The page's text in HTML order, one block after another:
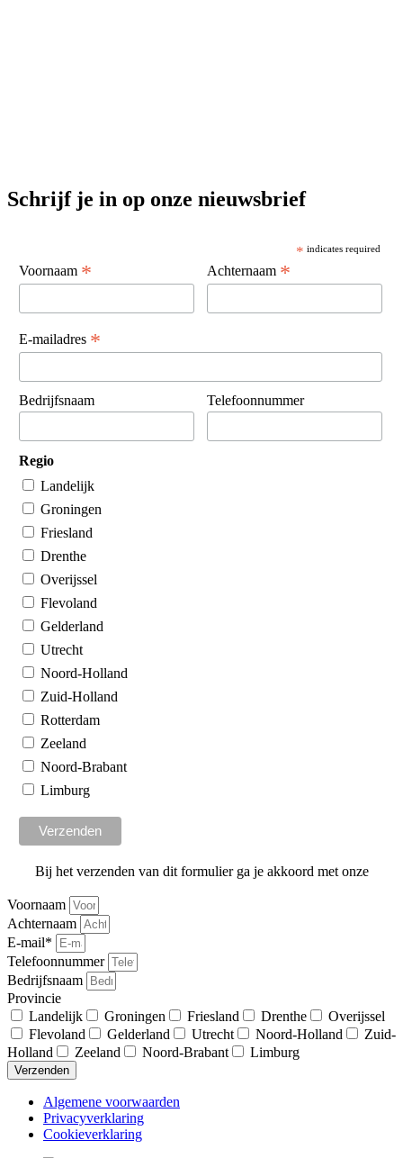
Schrijf je in op onze nieuwsbrief
* indicates required
Voornaam * Achternaam *
E-mailadres *
Bedrijfsnaam Telefoonnummer
Regio
Landelijk
Groningen
Friesland
Drenthe
Overijssel
Flevoland
Gelderland
Utrecht
Noord-Holland
Zuid-Holland
Rotterdam
Zeeland
Noord-Brabant
Limburg
Bij het verzenden van dit formulier ga je akkoord met onze
Voornaam
Achternaam
E-mail*
Telefoonnummer
Bedrijfsnaam
Provincie
Landelijk
Groningen Friesland Drenthe
Overijssel
Flevoland
Gelderland Utrecht Noord-Holland
Zuid-
Holland
Zeeland Noord-Brabant Limburg
Verzenden
Algemene voorwaarden
Privacyverklaring
Cookieverklaring